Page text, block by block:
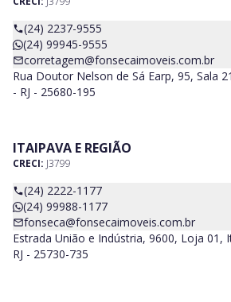
(24) 2237-9555
(24) 99945-9555
corretagem@fonsecaimoveis.com.br
Rua Doutor Nelson de Sá Earp, 95, Sala
- RJ - 25680-195
ITAIPAVA E REGIÃO
CRECI: J3799
(24) 2222-1177
(24) 99988-1177
fonseca@fonsecaimoveis.com.br
Estrada União e Indústria, 9600, Loja 01,
RJ - 25730-735